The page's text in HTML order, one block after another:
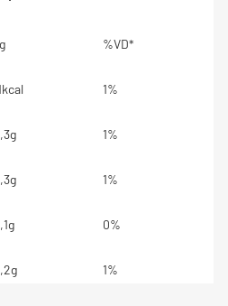
%VD*
1%
1%
1%
0%
1%